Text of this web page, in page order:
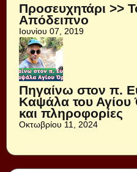
Προσευχητάρι >>
Απόδειπνο
Ιουνίου 07, 2019
Πηγαίνω στον π.
Καψάλα του
και πληροφορίες
Οκτωβρίου 11, 2024